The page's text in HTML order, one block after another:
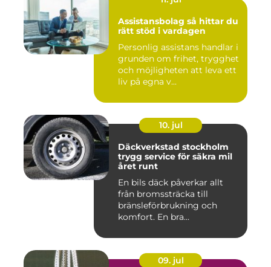
Assistansbolag så hittar du
rätt stöd i vardagen
Personlig assistans handlar i
grunden om frihet, trygghet
och möjligheten att leva ett
liv på egna v...
10. jul
Däckverkstad stockholm
trygg service för säkra mil
året runt
En bils däck påverkar allt
från bromssträcka till
bränsleförbrukning och
komfort. En bra
09. jul